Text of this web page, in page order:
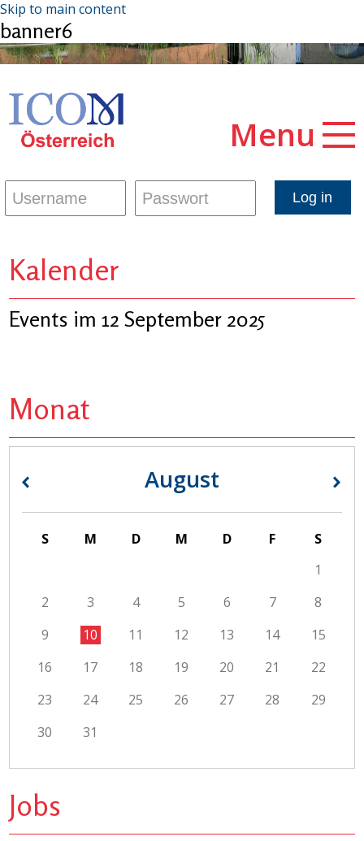
Skip to main content
banner6
Menu
Kalender
Events im 12 September 2025
Monat
August
« »
S M D M D F
S
1
2
3 4 5 6 7
8
9
10 11 12 13 14
15
16
17 18 19 20 21
22
23
24 25 26 27 28
29
30
31
Jobs